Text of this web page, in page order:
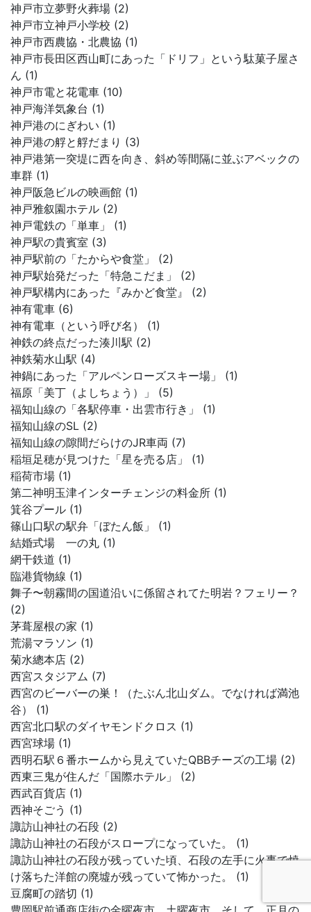
神戸市立夢野火葬場 (2)
神戸市立神戸小学校 (2)
神戸市西農協・北農協 (1)
神戸市長田区西山町にあった「ドリフ」という駄菓子屋さ
ん (1)
神戸市電と花電車 (10)
神戸海洋気象台 (1)
神戸港のにぎわい (1)
神戸港の艀と艀だまり (3)
神戸港第一突堤に西を向き、斜め等間隔に並ぶアベックの
車群 (1)
神戸阪急ビルの映画館 (1)
神戸雅叙園ホテル (2)
神戸電鉄の「単車」 (1)
神戸駅の貴賓室 (3)
神戸駅前の「たからや食堂」 (2)
神戸駅始発だった「特急こだま」 (2)
神戸駅構内にあった『みかど食堂』 (2)
神有電車 (6)
神有電車（という呼び名） (1)
神鉄の終点だった湊川駅 (2)
神鉄菊水山駅 (4)
神鍋にあった「アルペンローズスキー場」 (1)
福原「美丁（よしちょう）」 (5)
福知山線の「各駅停車・出雲市行き」 (1)
福知山線のSL (2)
福知山線の隙間だらけのJR車両 (7)
稲垣足穂が見つけた「星を売る店」 (1)
稲荷市場 (1)
第二神明玉津インターチェンジの料金所 (1)
箕谷プール (1)
篠山口駅の駅弁「ぼたん飯」 (1)
結婚式場 一の丸 (1)
網干鉄道 (1)
臨港貨物線 (1)
舞子〜朝霧間の国道沿いに係留されてた明岩？フェリー？
(2)
茅葺屋根の家 (1)
荒湯マラソン (1)
菊水總本店 (2)
西宮スタジアム (7)
西宮のビーバーの巣！（たぶん北山ダム。でなければ満池
谷） (1)
西宮北口駅のダイヤモンドクロス (1)
西宮球場 (1)
西明石駅６番ホームから見えていたQBBチーズの工場 (2)
西東三鬼が住んだ「国際ホテル」 (2)
西武百貨店 (1)
西神そごう (1)
諏訪山神社の石段 (2)
諏訪山神社の石段がスロープになっていた。 (1)
諏訪山神社の石段が残っていた頃、石段の左手に火事で焼
け落ちた洋館の廃墟が残っていて怖かった。 (1)
豆腐町の踏切 (1)